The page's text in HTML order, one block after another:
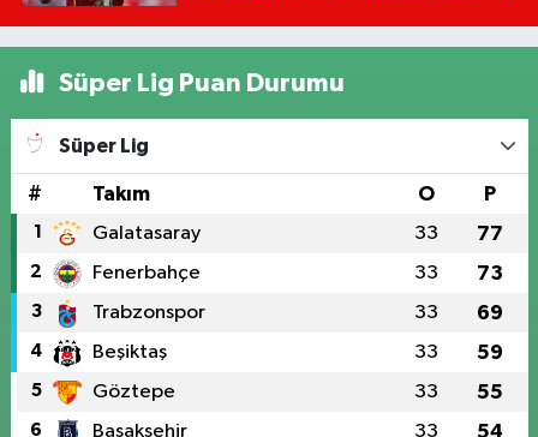
Süper Lig Puan Durumu
Süper Lig
# Takım O P
1 Galatasaray 33 77
2 Fenerbahçe 33 73
3 Trabzonspor 33 69
4 Beşiktaş 33 59
5 Göztepe 33 55
6 Başakşehir 33 54